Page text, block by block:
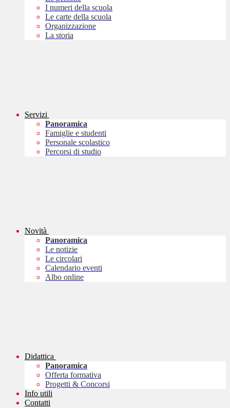
I numeri della scuola
Le carte della scuola
Organizzazione
La storia
Servizi
Panoramica
Famiglie e studenti
Personale scolastico
Percorsi di studio
Novità
Panoramica
Le notizie
Le circolari
Calendario eventi
Albo online
Didattica
Panoramica
Offerta formativa
Progetti & Concorsi
Info utili
Contatti